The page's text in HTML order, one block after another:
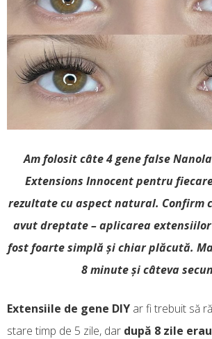
Am folosit câte 4 gene false
Extensions Innocent pentru
rezultate cu aspect natural. Confirm
avut dreptate – aplicarea
fost foarte simplă și chiar plăcută.
8 minute și câteva
Extensiile de gene DIY ar fi trebuit să
stare timp de 5 zile, dar după 8 zile